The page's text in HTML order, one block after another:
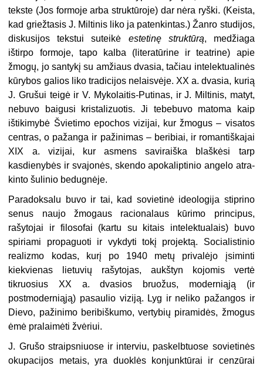
tekste (Jos formoje arba struktūroje) dar nėra ryški. (Keista,
kad griežtasis J. Miltinis liko ja patenkintas.) Žanro studi­jos,
diskusijos tekstui suteikė estetinę struktūrą, medžiaga
ištirpo for­moje, tapo kalba (literatūrine ir teatrine) apie
žmogų, jo santykį su amžiaus dvasia, tačiau intelektualinės
kūrybos galios liko tradicijos nelaisvėje. XX a. dvasia, kurią
J. Grušui teigė ir V. Mykolaitis-Putinas, ir J. Miltinis, matyt,
nebuvo baigusi kristalizuotis. Ji tebebuvo matoma kaip
ištikimybė Švietimo epochos vizijai, kur žmogus – visatos
centras, o pažanga ir pažinimas – beribiai, ir romantiškajai
XIX a. vizijai, kur asmens saviraiška blaškėsi tarp
kasdienybės ir svajonės, skendo apokaliptinio angelo atra­
kinto šulinio bedugnėje.
Paradoksalu buvo ir tai, kad sovietinė ideologija stiprino
senus naujo žmogaus racionalaus kūrimo principus,
rašytojai ir filosofai (kartu su kitais intelektualais) buvo
spiriami propaguoti ir vykdyti tokį projektą. Socialistinio
realizmo kodas, kurį po 1940 metų privalėjo įsiminti
kiekvienas lietuvių rašytojas, aukštyn kojomis vertė
tikruosius XX a. dvasios bruožus, moder­niąją (ir
postmoderniąją) pasaulio viziją. Lyg ir neliko pažangos ir
Dievo, pažinimo beribiškumo, vertybių piramidės, žmogus
ėmė pralaimėti žvėriui.
J. Grušo straipsniuose ir interviu, paskelbtuose sovietinės
okupacijos metais, yra duoklės konjunktūrai ir cenzūrai